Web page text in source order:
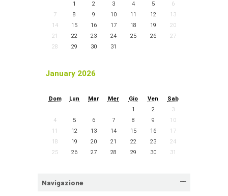
1
2 3 4 5
6
7
8 9 10 11 12
13
14
15 16 17 18 19
20
21
22 23 24 25 26
27
28
29 30 31
January 2026
Dom Lun Mar Mer Gio Ven
Sab
1
2
3
4
5 6 7 8 9
10
11
12 13 14 15 16
17
18
19 20 21 22 23
24
25
26 27 28 29 30 31
Navigazione